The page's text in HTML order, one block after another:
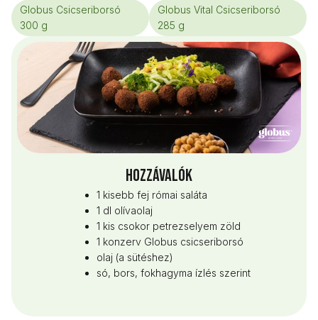
Globus Csicseriborsó
300 g
Globus Vital Csicseriborsó
285 g
Hozzávalók
1 kisebb fej római saláta
1 dl olívaolaj
1 kis csokor petrezselyem zöld
1 konzerv Globus csicseriborsó
olaj (a sütéshez)
só, bors, fokhagyma ízlés szerint